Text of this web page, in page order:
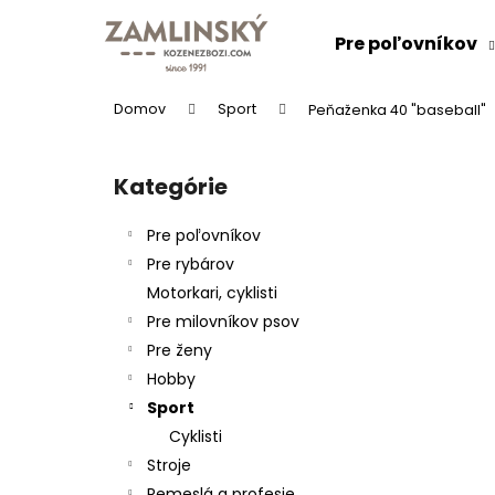
Pre poľovníkov
Domov Sport Peňaženka 40 "baseball"
Preskočiť
kategórie
Kategórie
Pre poľovníkov
Pre rybárov
Motorkari, cyklisti
Pre milovníkov psov
Pre ženy
Hobby
Sport
Cyklisti
Stroje
obchodu
obchodu
KOŽENÝ OPASOK "LOVU ZDAR"
26 €